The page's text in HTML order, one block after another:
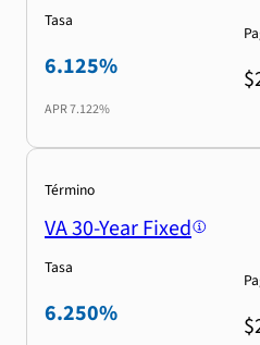
Tasa
6.125%
APR7.122%
Término
VA 30-Year Fixed
Tasa
6.250%